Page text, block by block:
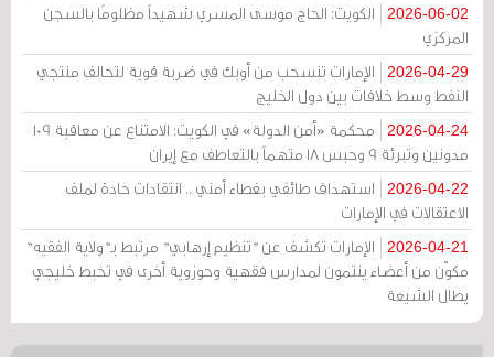
2026-06-02
الكويت: الحاج موسى المسري شهيداً مظلومًا بالسجن
المركزي
2026-04-29
الإمارات تنسحب من أوبك في ضربة قوية لتحالف منتجي
النفط وسط خلافات بين دول الخليج
2026-04-24
محكمة «أمن الدولة» في الكويت: الامتناع عن معاقبة 109
مدونين وتبرئة 9 وحبس 18 متهماً بالتعاطف مع إيران
2026-04-22
استهداف طائفي بغطاء أمني .. انتقادات حادة لملف
الاعتقالات في الإمارات
2026-04-21
الإمارات تكشف عن "تنظيم إرهابي" مرتبط بـ"ولاية الفقيه"
مكوّن من أعضاء ينتمون لمدارس فقهية وحوزوية أخرى في تخبط خليجي
يطال الشيعة